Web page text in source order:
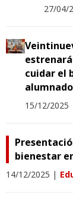
27/04/
cuidar el
15/12/2025
bienestar
14/12/2025 |